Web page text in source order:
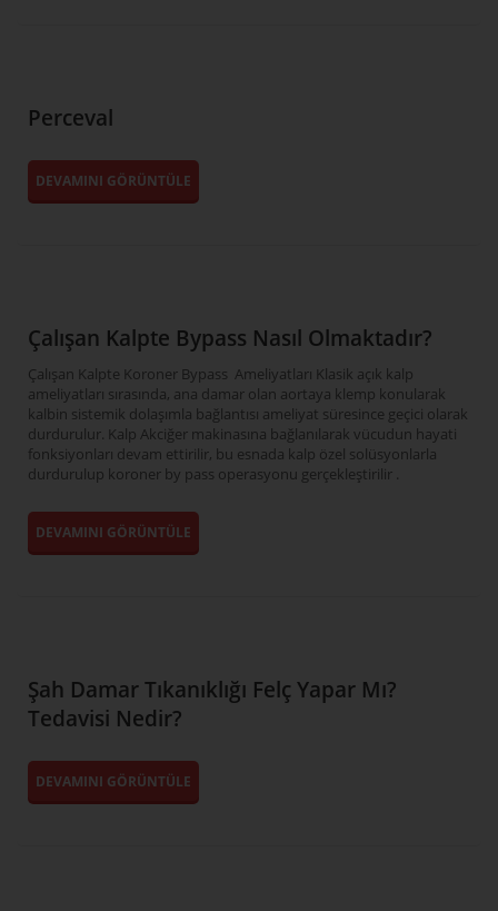
Perceval
DEVAMINI GÖRÜNTÜLE
Çalışan Kalpte Bypass Nasıl Olmaktadır?
Çalışan Kalpte Koroner Bypass Ameliyatları Klasik açık kalp
ameliyatları sırasında, ana damar olan aortaya klemp konularak
kalbin sistemik dolaşımla bağlantısı ameliyat süresince geçici olarak
durdurulur. Kalp Akciğer makinasına bağlanılarak vücudun hayati
fonksiyonları devam ettirilir, bu esnada kalp özel solüsyonlarla
durdurulup koroner by pass operasyonu gerçekleştirilir .
DEVAMINI GÖRÜNTÜLE
Şah Damar Tıkanıklığı Felç Yapar Mı?
Tedavisi Nedir?
DEVAMINI GÖRÜNTÜLE